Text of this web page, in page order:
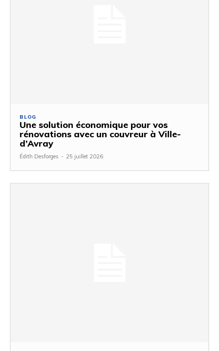
BLOG
Une solution économique pour vos
rénovations avec un couvreur à Ville-
d’Avray
Édith Desforges - 25 juillet 2026